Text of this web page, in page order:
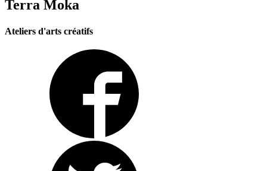
Terra Moka
Ateliers d'arts créatifs